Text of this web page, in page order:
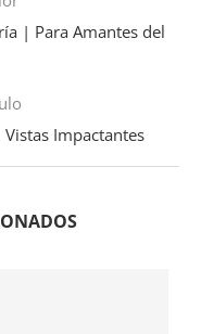
| Para Amantes del
Impactantes